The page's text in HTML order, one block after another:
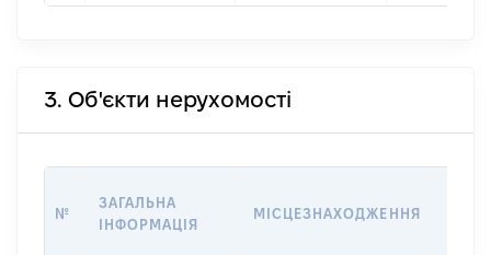
3. Об'єкти нерухомості
№
ЗАГАЛЬНА
ІНФОРМАЦІЯ
МІСЦЕЗНАХОДЖЕННЯ